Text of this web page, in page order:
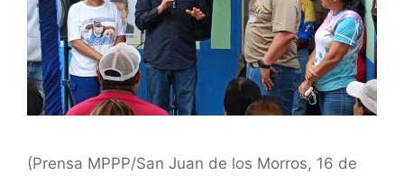
(Prensa MPPP/San Juan de los Morros, 16 de